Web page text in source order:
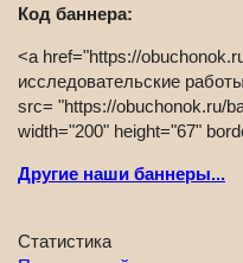
Код баннера:
<a href="https://
исследовательские
src= "https://obuchonok.ru/
width="200" height="67"
Другие наши баннеры...
Статистика